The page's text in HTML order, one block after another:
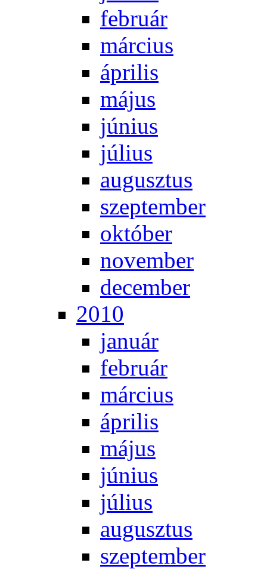
feb­ru­ár
már­ci­us
áp­ri­lis
má­jus
jú­ni­us
jú­li­us
au­gusz­tus
szep­tem­ber
ok­tó­ber
no­vem­ber
de­cem­ber
2010
ja­nu­ár
feb­ru­ár
már­ci­us
áp­ri­lis
má­jus
jú­ni­us
jú­li­us
au­gusz­tus
szep­tem­ber